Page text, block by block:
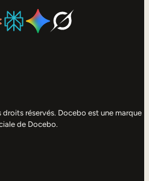
réservés. Docebo est une marque
de Docebo.